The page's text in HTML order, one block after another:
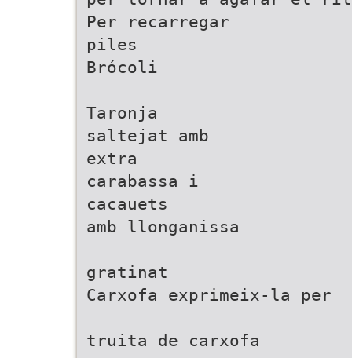
Per recarregar
piles
Brócoli
Taronja
saltejat amb
extra
carabassa i
cacauets
amb llonganissa
gratinat
Carxofa exprimeix-la per
truita de carxofa